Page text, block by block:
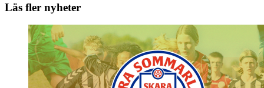
Läs fler nyheter